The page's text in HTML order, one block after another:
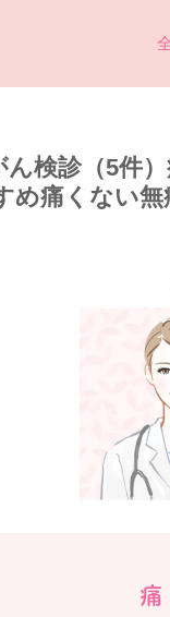
検診（5件
め痛くない
痛